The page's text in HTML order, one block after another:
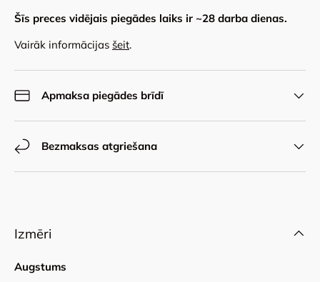
Šīs preces vidējais piegādes laiks ir ~28 darba dienas.
Vairāk informācijas šeit.
Apmaksa piegādes brīdī
Bezmaksas atgriešana
Izmēri
Augstums